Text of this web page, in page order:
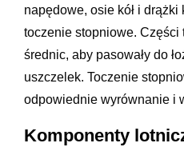
napędowe, osie kół i
toczenie stopniowe. Części
średnic, aby pasowały do
uszczelek. Toczenie
odpowiednie wyrównanie i
Komponenty